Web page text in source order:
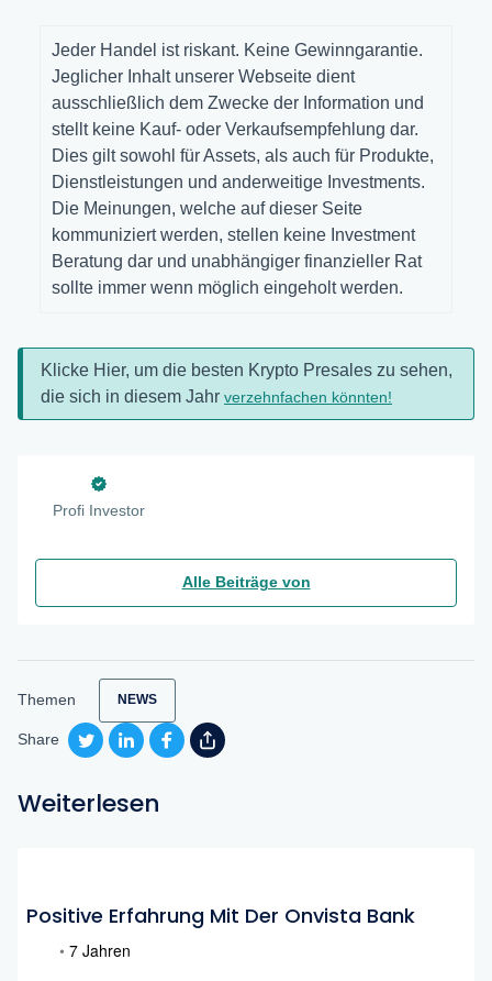
Jeder Handel ist riskant. Keine Gewinngarantie.
Jeglicher Inhalt unserer Webseite dient
ausschließlich dem Zwecke der Information und
stellt keine Kauf- oder Verkaufsempfehlung dar.
Dies gilt sowohl für Assets, als auch für Produkte,
Dienstleistungen und anderweitige Investments.
Die Meinungen, welche auf dieser Seite
kommuniziert werden, stellen keine Investment
Beratung dar und unabhängiger finanzieller Rat
sollte immer wenn möglich eingeholt werden.
Klicke Hier, um die besten Krypto Presales zu sehen,
die sich in diesem Jahr verzehnfachen könnten!
Profi Investor
Alle Beiträge von
Themen NEWS
Share
Weiterlesen
Positive Erfahrung Mit Der Onvista Bank
• 7 Jahren